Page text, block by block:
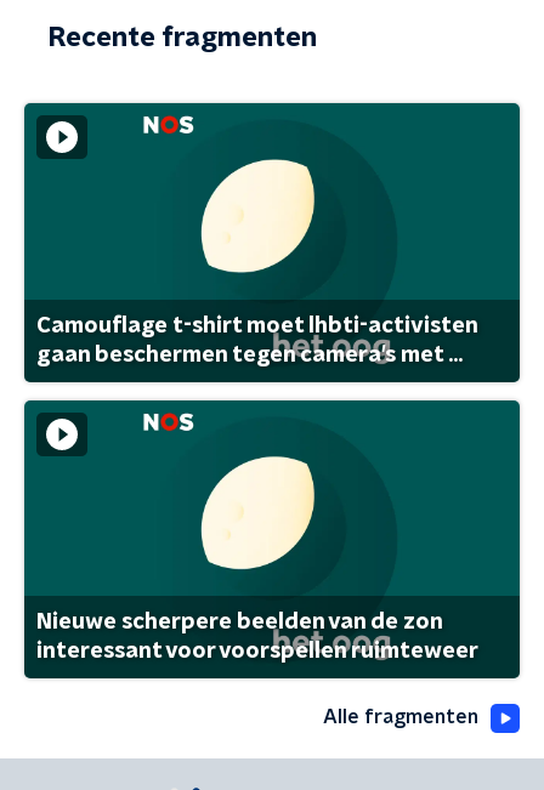
Recente fragmenten
Camouflage t-shirt moet lhbti-activisten
gaan beschermen tegen camera's met ...
Nieuwe scherpere beelden van de zon
interessant voor voorspellen ruimteweer
Alle fragmenten